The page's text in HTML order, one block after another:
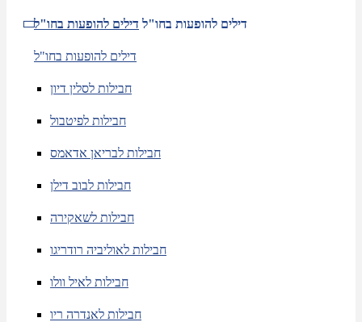
דילים להופעות בחו"ל דילים להופעות בחו"ל
דילים להופעות בחו"ל
חבילות לסלין דיון
חבילות לפיטבול
חבילות לבריאן אדאמס
חבילות לבוב דילן
חבילות לשאקירה
חבילות לאוליביה רודריגו
חבילות לאיל וולו
חבילות לאנדרה ריו